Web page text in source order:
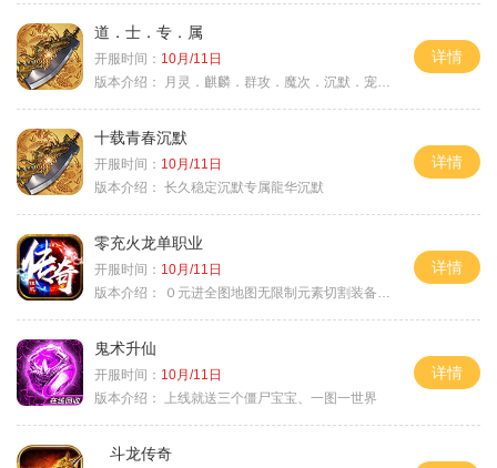
道．士．专．属
开服时间： 10月/11日
版本介绍：
月灵．麒麟．群攻．魔次．沉默．宠物．暗黑
详情
十载青春沉默
开服时间： 10月/11日
版本介绍： 长久稳定沉默专属龍华沉默
详情
零充火龙单职业
开服时间： 10月/11日
版本介绍：
０元进全图地图无限制元素切割装备鉴定
详情
鬼术升仙
开服时间： 10月/11日
版本介绍：
上线就送三个僵尸宝宝、一图一世界
详情
斗龙传奇